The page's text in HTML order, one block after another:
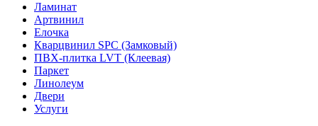
Ламинат
Артвинил
Елочка
Кварцвинил SPC (Замковый)
ПВХ-плитка LVT (Клеевая)
Паркет
Линолеум
Двери
Услуги